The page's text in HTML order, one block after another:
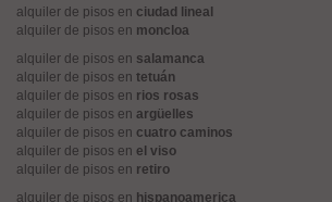
alquiler de pisos en ciudad lineal
alquiler de pisos en moncloa
alquiler de pisos en salamanca
alquiler de pisos en tetuán
alquiler de pisos en rios rosas
alquiler de pisos en argüelles
alquiler de pisos en cuatro caminos
alquiler de pisos en el viso
alquiler de pisos en retiro
alquiler de pisos en hispanoamerica